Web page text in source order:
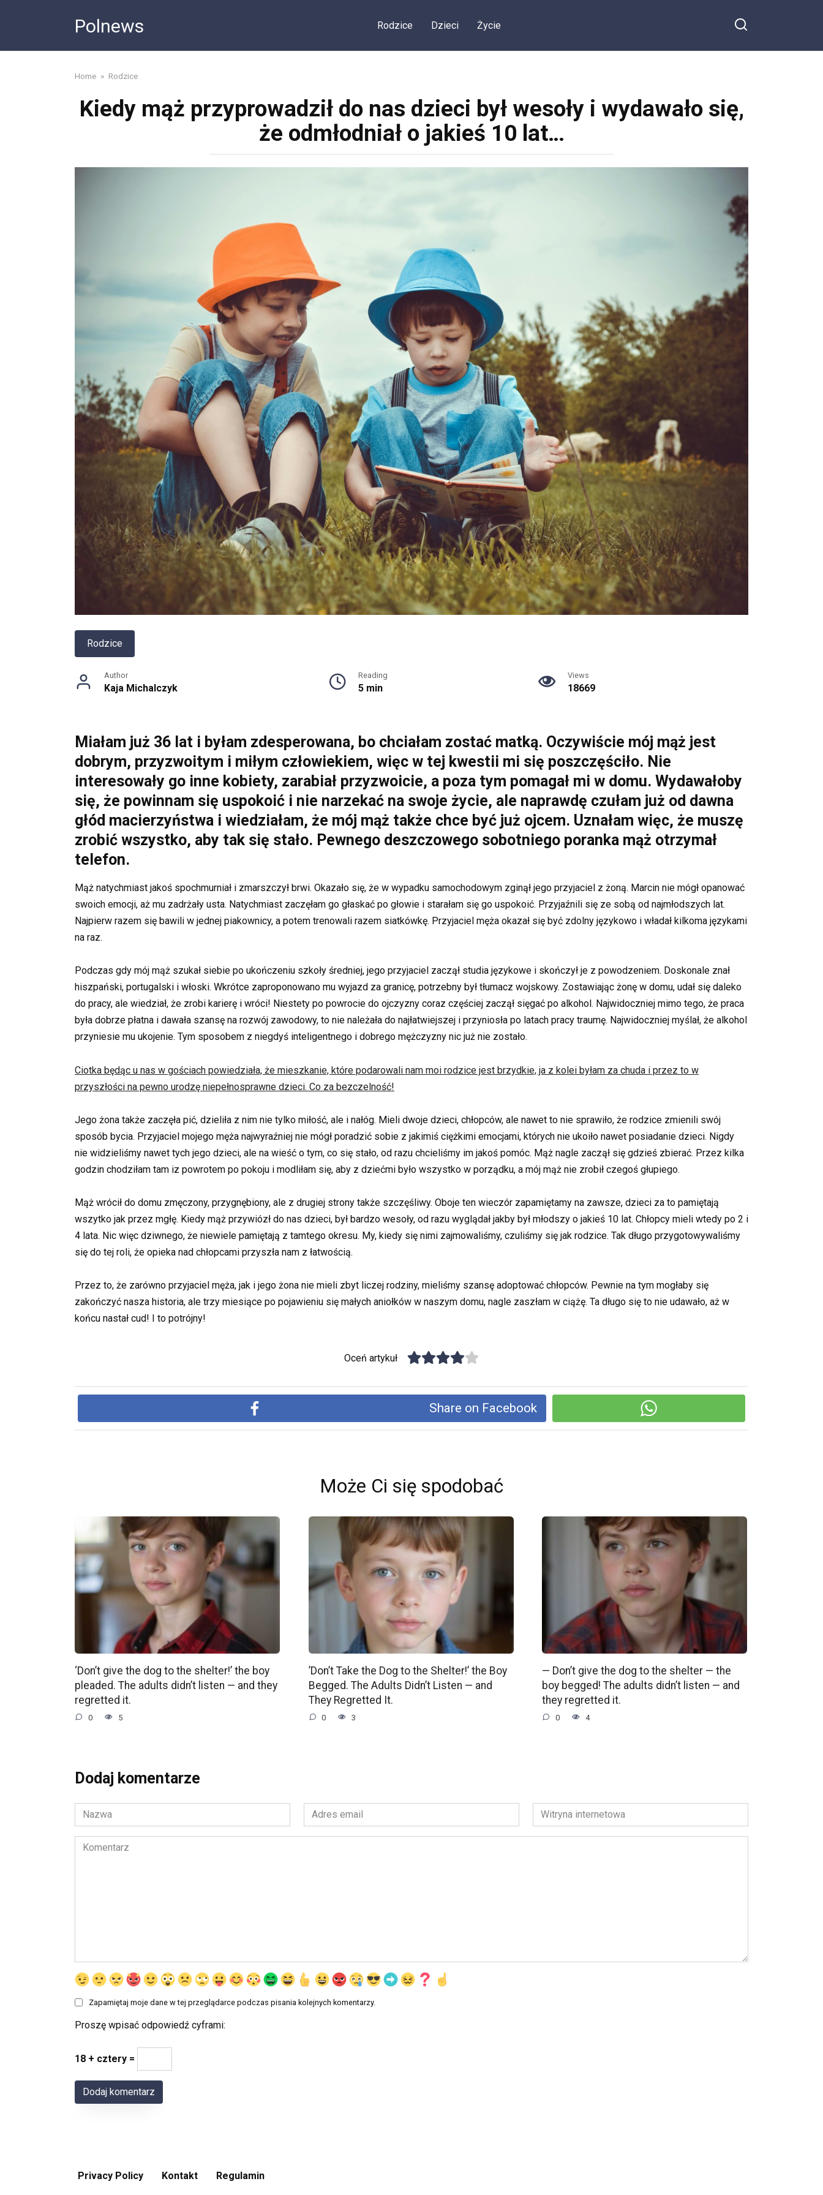
Polnews Rodzice Dzieci Życie
Home » Rodzice
Kiedy mąż przyprowadził do nas dzieci był wesoły i wydawało się,
że odmłodniał o jakieś 10 lat…
Rodzice
Author
Kaja Michalczyk
Reading
5 min
Views
18669
Miałam już 36 lat i byłam zdesperowana, bo chciałam zostać matką. Oczywiście mój mąż jest
dobrym, przyzwoitym i miłym człowiekiem, więc w tej kwestii mi się poszczęściło. Nie
interesowały go inne kobiety, zarabiał przyzwoicie, a poza tym pomagał mi w domu. Wydawałoby
się, że powinnam się uspokoić i nie narzekać na swoje życie, ale naprawdę czułam już od dawna
głód macierzyństwa i wiedziałam, że mój mąż także chce być już ojcem. Uznałam więc, że muszę
zrobić wszystko, aby tak się stało. Pewnego deszczowego sobotniego poranka mąż otrzymał
telefon.
Mąż natychmiast jakoś spochmurniał i zmarszczył brwi. Okazało się, że w wypadku samochodowym zginął jego przyjaciel z żoną. Marcin nie mógł opanować
swoich emocji, aż mu zadrżały usta. Natychmiast zaczęłam go głaskać po głowie i starałam się go uspokoić. Przyjaźnili się ze sobą od najmłodszych lat.
Najpierw razem się bawili w jednej piakownicy, a potem trenowali razem siatkówkę. Przyjaciel męża okazał się być zdolny językowo i władał kilkoma językami
na raz.
Podczas gdy mój mąż szukał siebie po ukończeniu szkoły średniej, jego przyjaciel zaczął studia językowe i skończył je z powodzeniem. Doskonale znał
hiszpański, portugalski i włoski. Wkrótce zaproponowano mu wyjazd za granicę, potrzebny był tłumacz wojskowy. Zostawiając żonę w domu, udał się daleko
do pracy, ale wiedział, że zrobi karierę i wróci! Niestety po powrocie do ojczyzny coraz częściej zaczął sięgać po alkohol. Najwidoczniej mimo tego, że praca
była dobrze płatna i dawała szansę na rozwój zawodowy, to nie należała do najłatwiejszej i przyniosła po latach pracy traumę. Najwidoczniej myślał, że alkohol
przyniesie mu ukojenie. Tym sposobem z niegdyś inteligentnego i dobrego mężczyzny nic już nie zostało.
Ciotka będąc u nas w gościach powiedziała, że mieszkanie, które podarowali nam moi rodzice jest brzydkie, ja z kolei byłam za chuda i przez to w
przyszłości na pewno urodzę niepełnosprawne dzieci. Co za bezczelność!
Jego żona także zaczęła pić, dzieliła z nim nie tylko miłość, ale i nałóg. Mieli dwoje dzieci, chłopców, ale nawet to nie sprawiło, że rodzice zmienili swój
sposób bycia. Przyjaciel mojego męża najwyraźniej nie mógł poradzić sobie z jakimiś ciężkimi emocjami, których nie ukoiło nawet posiadanie dzieci. Nigdy
nie widzieliśmy nawet tych jego dzieci, ale na wieść o tym, co się stało, od razu chcieliśmy im jakoś pomóc. Mąż nagle zaczął się gdzieś zbierać. Przez kilka
godzin chodziłam tam iz powrotem po pokoju i modliłam się, aby z dziećmi było wszystko w porządku, a mój mąż nie zrobił czegoś głupiego.
Mąż wrócił do domu zmęczony, przygnębiony, ale z drugiej strony także szczęśliwy. Oboje ten wieczór zapamiętamy na zawsze, dzieci za to pamiętają
wszytko jak przez mgłę. Kiedy mąż przywiózł do nas dzieci, był bardzo wesoły, od razu wyglądał jakby był młodszy o jakieś 10 lat. Chłopcy mieli wtedy po 2 i
4 lata. Nic więc dziwnego, że niewiele pamiętają z tamtego okresu. My, kiedy się nimi zajmowaliśmy, czuliśmy się jak rodzice. Tak długo przygotowywaliśmy
się do tej roli, że opieka nad chłopcami przyszła nam z łatwością.
Przez to, że zarówno przyjaciel męża, jak i jego żona nie mieli zbyt liczej rodziny, mieliśmy szansę adoptować chłopców. Pewnie na tym mogłaby się
zakończyć nasza historia, ale trzy miesiące po pojawieniu się małych aniołków w naszym domu, nagle zaszłam w ciążę. Ta długo się to nie udawało, aż w
końcu nastał cud! I to potrójny!
Oceń artykuł
Share on Facebook
Może Ci się spodobać
‘Don’t give the dog to the shelter!’ the boy
pleaded. The adults didn’t listen — and they
regretted it.
0 5
’Don’t Take the Dog to the Shelter!’ the Boy
Begged. The Adults Didn’t Listen — and
They Regretted It.
0 3
— Don’t give the dog to the shelter — the
boy begged! The adults didn’t listen — and
they regretted it.
0 4
Dodaj komentarze
Nazwa
*
Adres
email
*
Witryna
internetowa
Komentarz
Zapamiętaj moje dane w tej przeglądarce podczas pisania kolejnych komentarzy.
Proszę wpisać odpowiedź cyframi:
18 + cztery =
Privacy Policy Kontakt Regulamin